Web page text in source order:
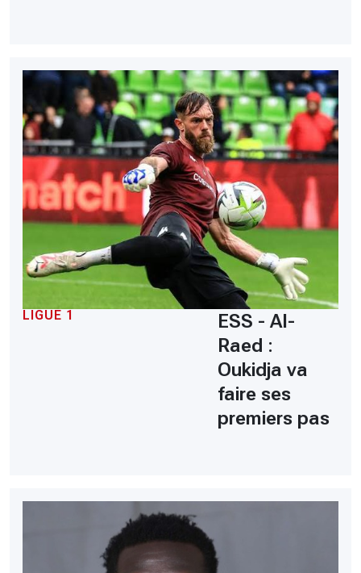
LIGUE 1
ESS - Al-
Raed :
Oukidja va
faire ses
premiers pas